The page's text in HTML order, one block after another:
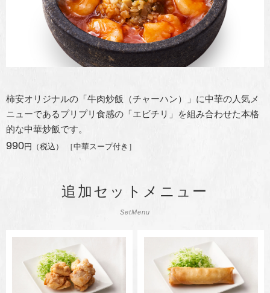
柿安オリジナルの「牛肉炒飯（チャーハン）」に中華の人気メ
ニューであるプリプリ食感の「エビチリ」を組み合わせた本格
的な中華炒飯です。
990円（税込） ［中華スープ付き］
追加セットメニュー
SetMenu